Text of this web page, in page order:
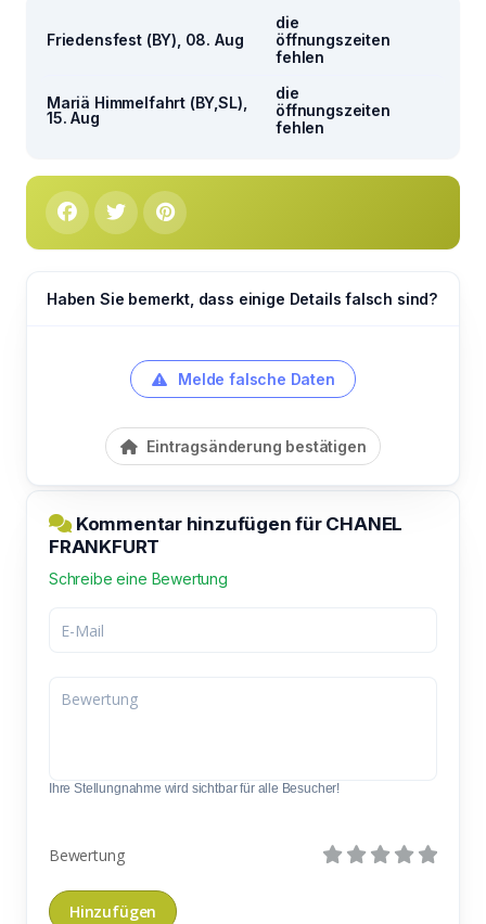
Friedensfest (BY), 08. Aug
die
öffnungszeiten
fehlen
Mariä Himmelfahrt (BY,SL),
15. Aug
die
öffnungszeiten
fehlen
Haben Sie bemerkt, dass einige Details falsch sind?
Melde falsche Daten
Eintragsänderung bestätigen
Kommentar hinzufügen für CHANEL
FRANKFURT
Schreibe eine Bewertung
Ihre Stellungnahme wird sichtbar für alle Besucher!
Bewertung